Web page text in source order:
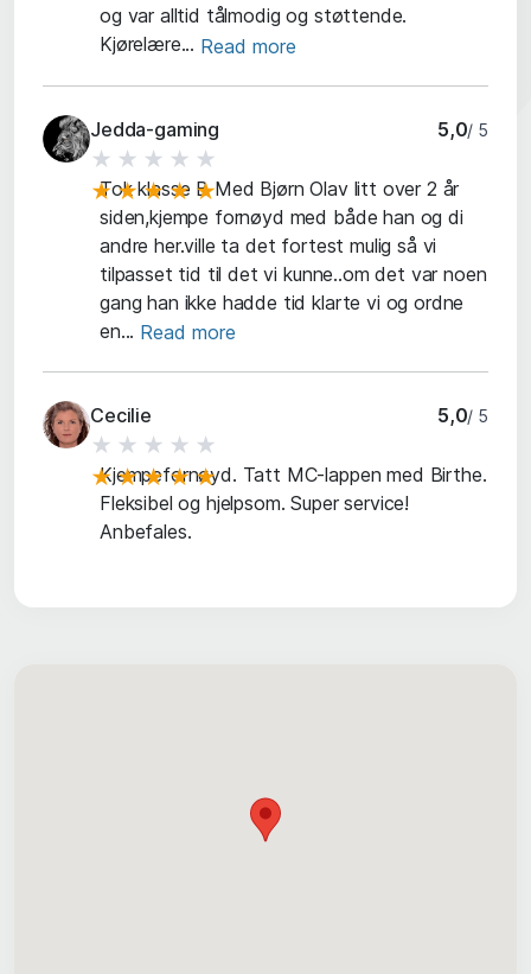
og var alltid tålmodig og støttende.
Kjørelære... Read more
Jedda-gaming 5,0/ 5
★★★★★
★★★★★
Tok klasse B Med Bjørn Olav litt over 2 år
siden,kjempe fornøyd med både han og di
andre her.ville ta det fortest mulig så vi
tilpasset tid til det vi kunne..om det var noen
gang han ikke hadde tid klarte vi og ordne
en... Read more
Cecilie 5,0/ 5
★★★★★
★★★★★
Kjempefornøyd. Tatt MC-lappen med Birthe.
Fleksibel og hjelpsom. Super service!
Anbefales.